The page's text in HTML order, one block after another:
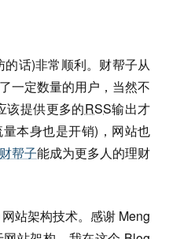
话)非常顺利。财帮子从
一定数量的用户，当然不
该提供更多的RSS输出才
本身也是开销)，网站也
财帮子能成为更多人的理财
站架构技术。感谢 Meng